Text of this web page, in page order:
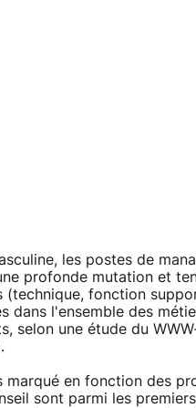
les postes de
profonde mutation et
(technique, fonction
dans l'ensemble des
selon une étude du
en fonction des
sont parmi les